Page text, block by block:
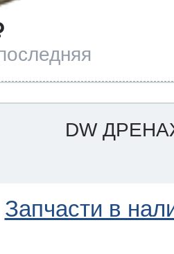
DW
Запчасти в